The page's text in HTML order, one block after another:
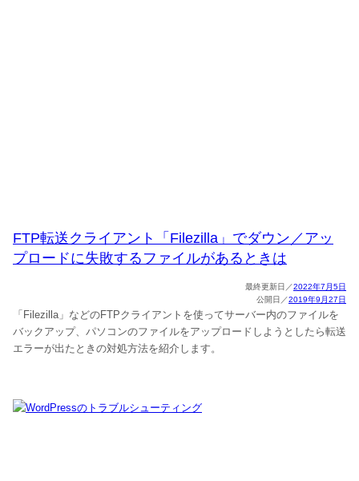
FTP転送クライアント「Filezilla」でダウン／アッ
プロードに失敗するファイルがあるときは
2022年7月5日
2019年9月27日
「Filezilla」などのFTPクライアントを使ってサーバー内のファイルを
バックアップ、パソコンのファイルをアップロードしようとしたら転送
エラーが出たときの対処方法を紹介します。